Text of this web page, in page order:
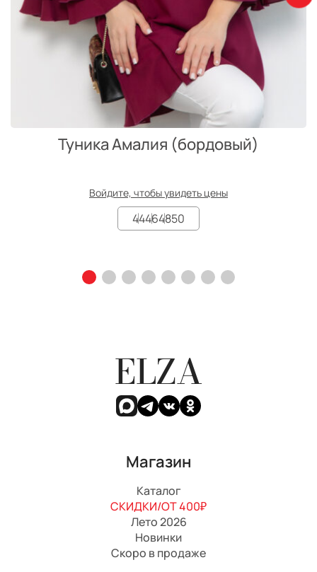
Туника Амалия (бордовый)
Войдите, чтобы увидеть цены
44464850
ELZA
Магазин
Каталог
СКИДКИ/ОТ 400₽
Лето 2026
Новинки
Скоро в продаже